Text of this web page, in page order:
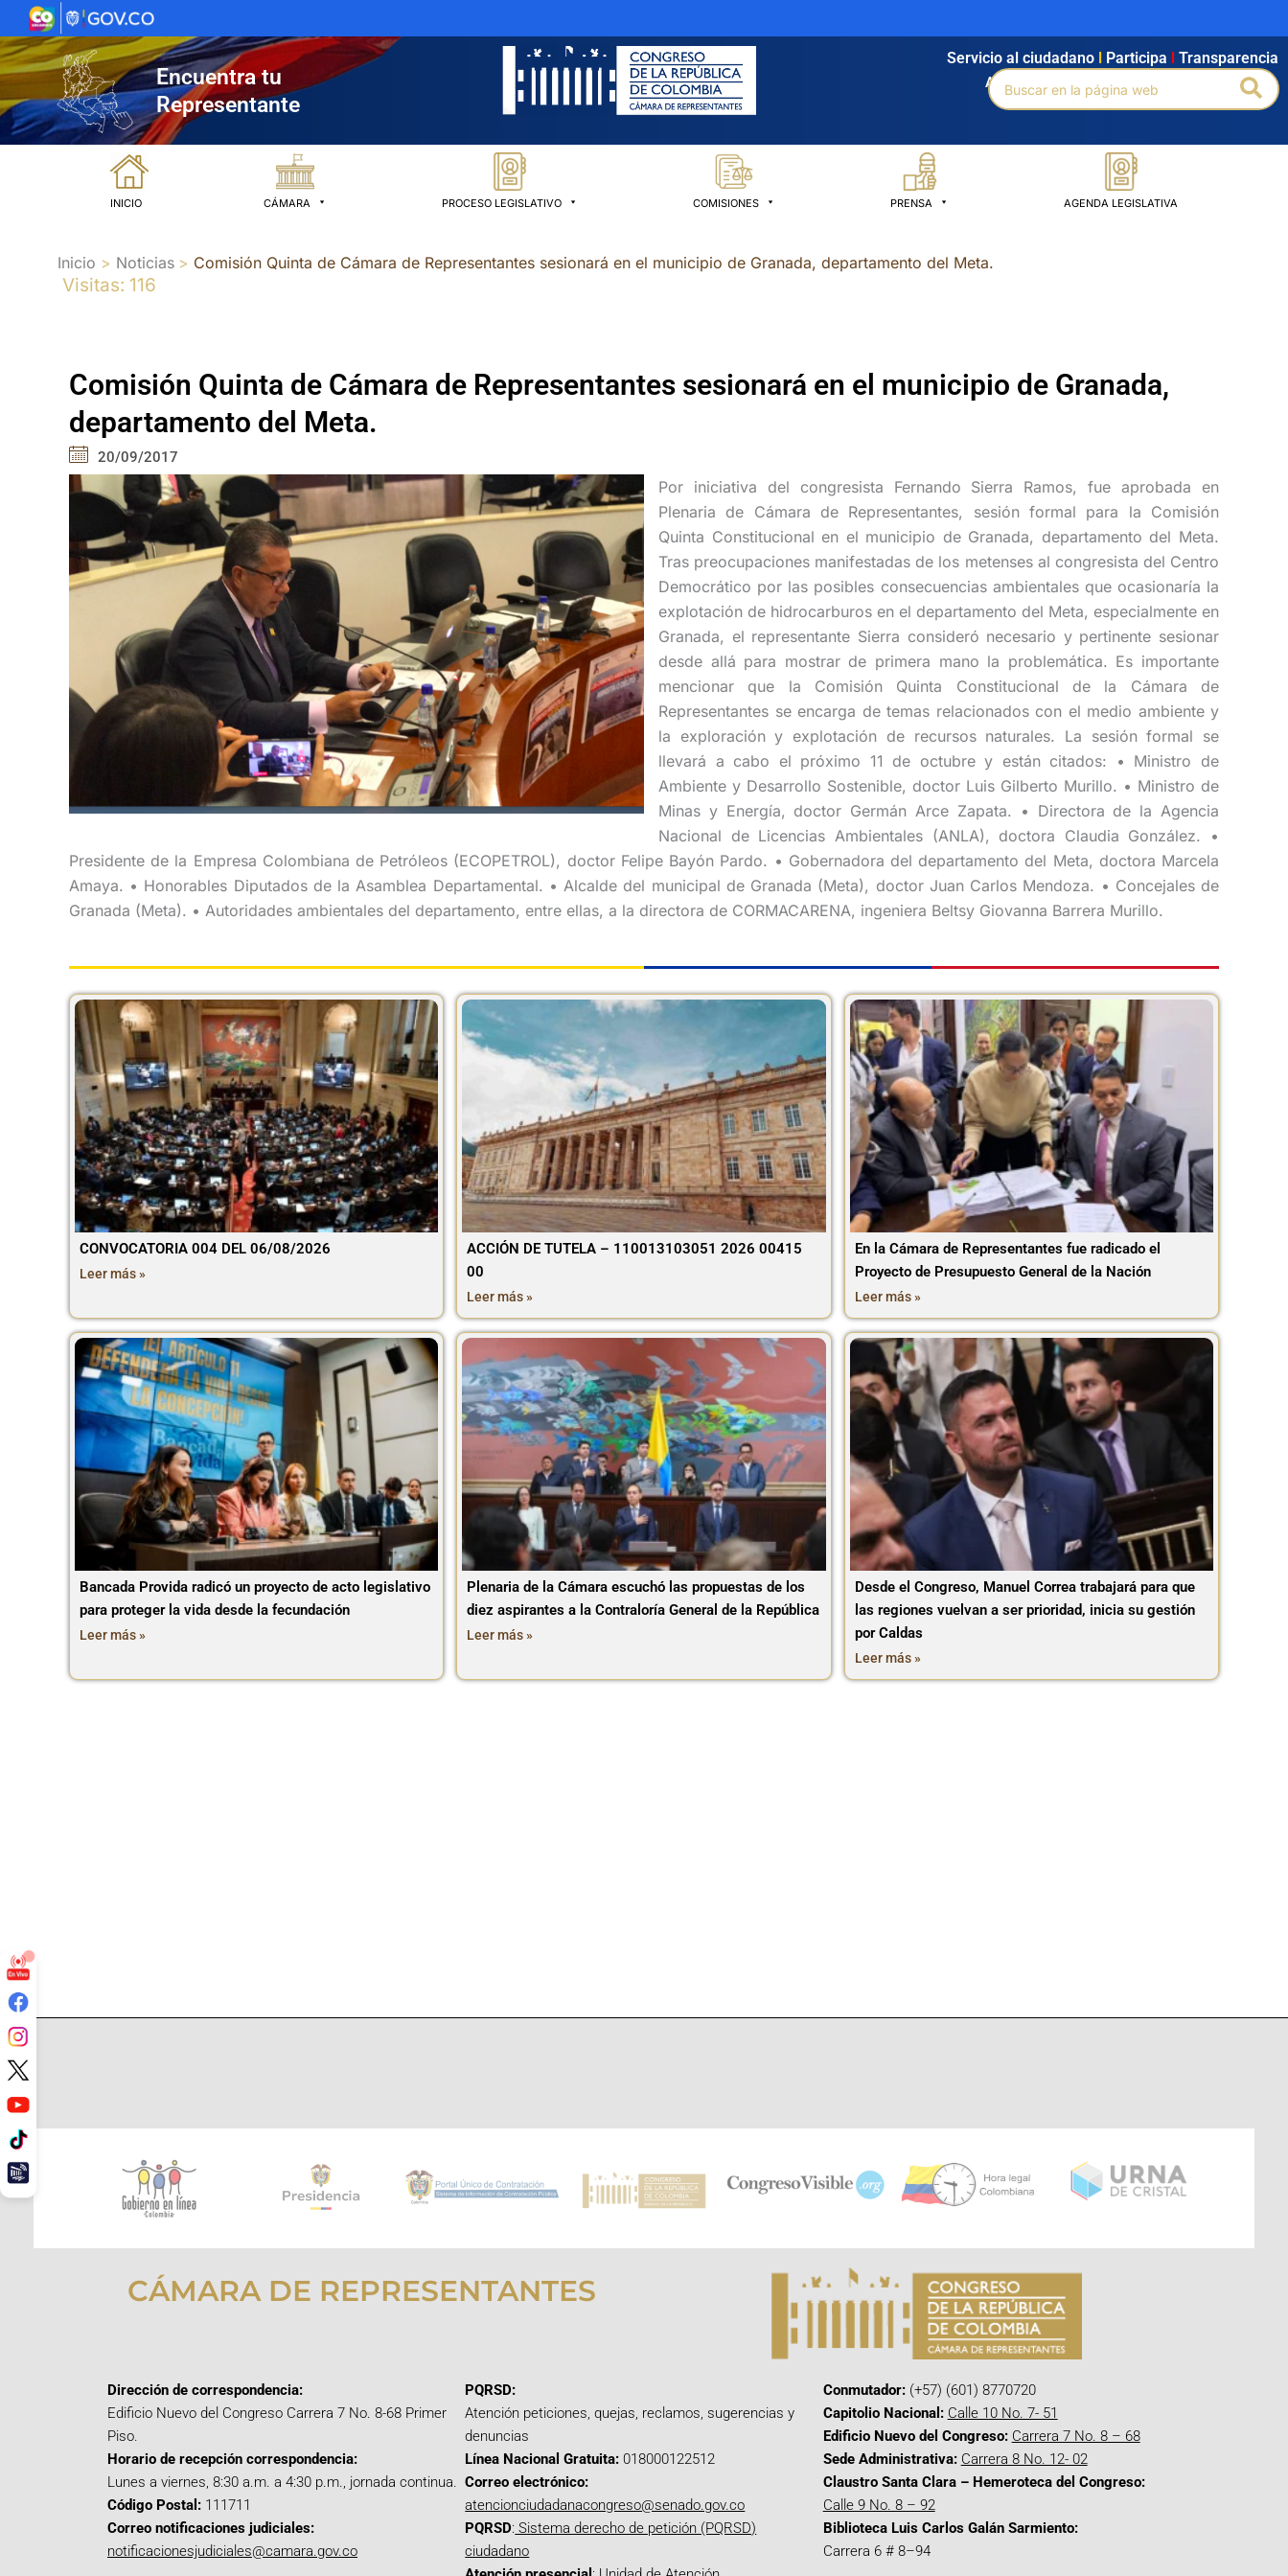
al
contenido
Encuentra tu
Representante
Agendamiento Intranet Búsqueda avanzada
Servicio al ciudadano Participa Transparencia
Buscar
por:
INICIO CÁMARA PROCESO LEGISLATIVO COMISIONES PRENSA AGENDA LEGISLATIVA
Inicio Noticias Comisión Quinta de Cámara de Representantes sesionará en el municipio de Granada, departamento del Meta.
Visitas: 116
Comisión Quinta de Cámara de Representantes sesionará en el municipio de Granada,
departamento del Meta.
20/09/2017
Por iniciativa del congresista Fernando Sierra Ramos, fue aprobada en
Plenaria de Cámara de Representantes, sesión formal para la Comisión
Quinta Constitucional en el municipio de Granada, departamento del Meta.
Tras preocupaciones manifestadas de los metenses al congresista del Centro
Democrático por las posibles consecuencias ambientales que ocasionaría la
explotación de hidrocarburos en el departamento del Meta, especialmente en
Granada, el representante Sierra consideró necesario y pertinente sesionar
desde allá para mostrar de primera mano la problemática. Es importante
mencionar que la Comisión Quinta Constitucional de la Cámara de
Representantes se encarga de temas relacionados con el medio ambiente y
la exploración y explotación de recursos naturales. La sesión formal se
llevará a cabo el próximo 11 de octubre y están citados: • Ministro de
Ambiente y Desarrollo Sostenible, doctor Luis Gilberto Murillo. • Ministro de
Minas y Energía, doctor Germán Arce Zapata. • Directora de la Agencia
Nacional de Licencias Ambientales (ANLA), doctora Claudia González. •
Presidente de la Empresa Colombiana de Petróleos (ECOPETROL), doctor Felipe Bayón Pardo. • Gobernadora del departamento del Meta, doctora Marcela
Amaya. • Honorables Diputados de la Asamblea Departamental. • Alcalde del municipal de Granada (Meta), doctor Juan Carlos Mendoza. • Concejales de
Granada (Meta). • Autoridades ambientales del departamento, entre ellas, a la directora de CORMACARENA, ingeniera Beltsy Giovanna Barrera Murillo.
CONVOCATORIA 004 DEL 06/08/2026
Leer más »
ACCIÓN DE TUTELA – 110013103051 2026 00415
00
Leer más »
En la Cámara de Representantes fue radicado el
Proyecto de Presupuesto General de la Nación
Leer más »
Bancada Provida radicó un proyecto de acto legislativo
para proteger la vida desde la fecundación
Leer más »
Plenaria de la Cámara escuchó las propuestas de los
diez aspirantes a la Contraloría General de la República
Leer más »
Desde el Congreso, Manuel Correa trabajará para que
las regiones vuelvan a ser prioridad, inicia su gestión
por Caldas
Leer más »
CÁMARA DE REPRESENTANTES
Dirección de correspondencia:
Edificio Nuevo del Congreso Carrera 7 No. 8-68 Primer
Piso.
Horario de recepción correspondencia:
Lunes a viernes, 8:30 a.m. a 4:30 p.m., jornada continua.
Código Postal: 111711
Correo notificaciones judiciales:
notificacionesjudiciales@camara.gov.co
PQRSD:
Atención peticiones, quejas, reclamos, sugerencias y
denuncias
Línea Nacional Gratuita: 018000122512
Correo electrónico:
atencionciudadanacongreso@senado.gov.co
PQRSD: Sistema derecho de petición (PQRSD)
ciudadano
Conmutador:(+57) (601) 8770720
Capitolio Nacional: Calle 10 No. 7- 51
Edificio Nuevo del Congreso: Carrera 7 No. 8 – 68
Sede Administrativa: Carrera 8 No. 12- 02
Claustro Santa Clara – Hemeroteca del Congreso:
Calle 9 No. 8 – 92
Biblioteca Luis Carlos Galán Sarmiento:
Carrera 6 # 8–94